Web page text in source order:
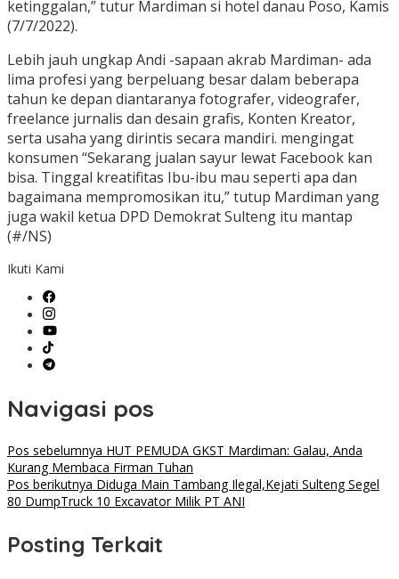
ketinggalan,” tutur Mardiman si hotel danau Poso, Kamis
(7/7/2022).
Lebih jauh ungkap Andi -sapaan akrab Mardiman- ada
lima profesi yang berpeluang besar dalam beberapa
tahun ke depan diantaranya fotografer, videografer,
freelance jurnalis dan desain grafis, Konten Kreator,
serta usaha yang dirintis secara mandiri. mengingat
konsumen “Sekarang jualan sayur lewat Facebook kan
bisa. Tinggal kreatifitas Ibu-ibu mau seperti apa dan
bagaimana mempromosikan itu,” tutup Mardiman yang
juga wakil ketua DPD Demokrat Sulteng itu mantap
(#/NS)
Ikuti Kami
Navigasi pos
Pos sebelumnya HUT PEMUDA GKST Mardiman: Galau, Anda
Kurang Membaca Firman Tuhan
Pos berikutnya Diduga Main Tambang Ilegal,Kejati Sulteng Segel
80 DumpTruck 10 Excavator Milik PT ANI
Posting Terkait